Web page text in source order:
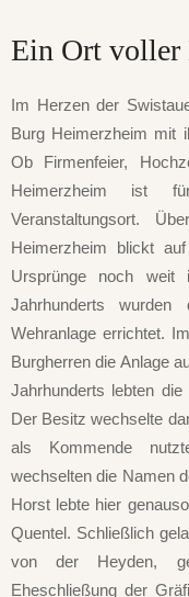
Ein Ort voller
Im Herzen der
Burg Heimerzheim mit
Ob Firmenfeier,
Heimerzheim ist
Veranstaltungsort.
Heimerzheim blickt
Ursprünge noch weit
Jahrhunderts
Wehranlage errichtet.
Burgherren die Anlage
Jahrhunderts lebten
Der Besitz wechselte
als Kommende
wechselten die Namen
Horst lebte hier
Quentel. Schließlich
von der Heyden,
Eheschließung der